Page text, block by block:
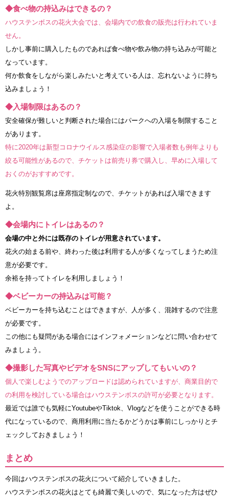
◆食べ物の持込みはできるの？
ハウステンボスの花火大会では、会場内での飲食の販売は行われていま
せん。
しかし事前に購入したものであれば食べ物や飲み物の持ち込みが可能と
なっています。
何か飲食をしながら楽しみたいと考えている人は、忘れないように持ち
込みましょう！
◆入場制限はあるの？
安全確保が難しいと判断された場合にはパークへの入場を制限すること
があります。
特に2020年は新型コロナウイルス感染症の影響で入場者数も例年よりも
絞る可能性があるので、チケットは前売り券で購入し、早めに入場して
おくのがおすすめです。
花火特別観覧席は座席指定制なので、チケットがあれば入場できます
よ。
◆会場内にトイレはあるの？
会場の中と外には既存のトイレが用意されています。
花火の始まる前や、終わった後は利用する人が多くなってしまうため注
意が必要です。
余裕を持ってトイレを利用しましょう！
◆ベビーカーの持込みは可能？
ベビーカーを持ち込むことはできますが、人が多く、混雑するので注意
が必要です。
この他にも疑問がある場合にはインフォメーションなどに問い合わせて
みましょう。
◆撮影した写真やビデオをSNSにアップしてもいいの？
個人で楽しむようでのアップロードは認められていますが、商業目的で
の利用を検討している場合はハウステンボスの許可が必要となります。
最近では誰でも気軽にYoutubeやTiktok、Vlogなどを使うことができる時
代になっているので、商用利用に当たるかどうかは事前にしっかりとチ
ェックしておきましょう！
まとめ
今回はハウステンボスの花火について紹介していきました。
ハウステンボスの花火はとても綺麗で美しいので、気になった方はぜひ